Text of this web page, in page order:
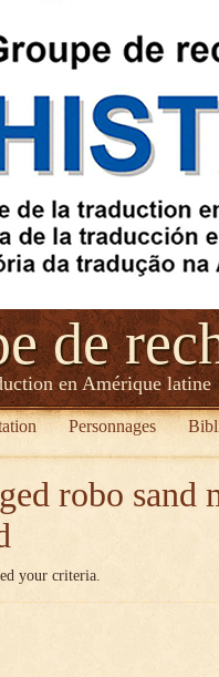
de
en Amérique latine
Personnages
robo sand
your criteria.